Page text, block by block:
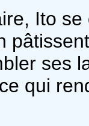
Ito
ses
qui